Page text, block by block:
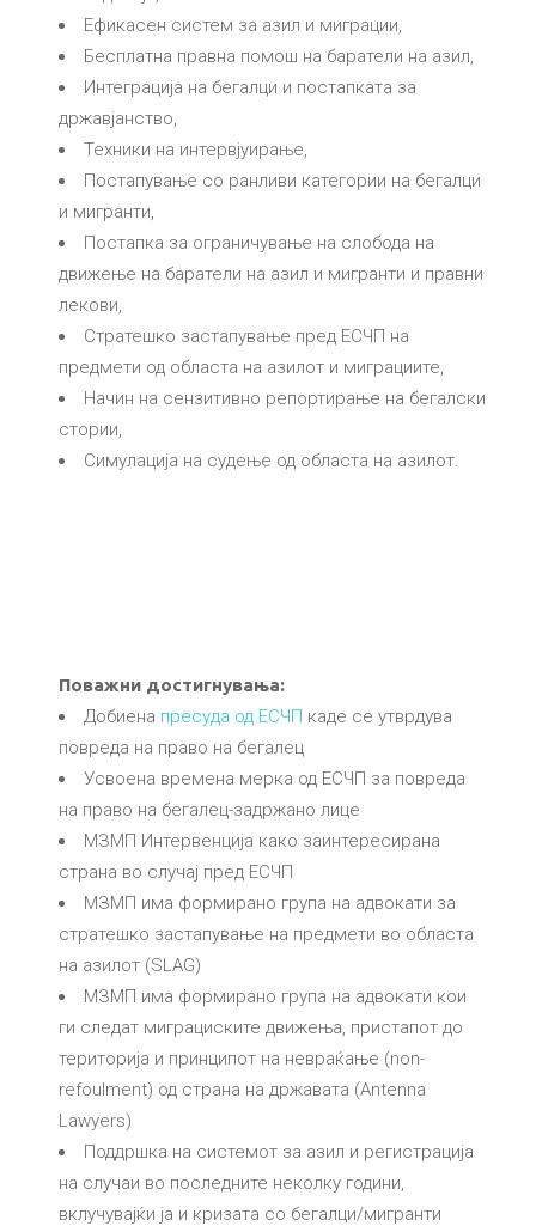
Ефикасен систем за азил и миграции,
Бесплатна правна помош на баратели на азил,
Интеграција на бегалци и постапката за
државјанство,
Техники на интервјуирање,
Постапување со ранливи категории на бегалци
и мигранти,
Постапка за ограничување на слобода на
движење на баратели на азил и мигранти и правни
лекови,
Стратешко застапување пред ЕСЧП на
предмети од областа на азилот и миграциите,
Начин на сензитивно репортирање на бегалски
стории,
Симулација на судење од областа на азилот.
Поважни достигнувања:
Добиена пресуда од ЕСЧП каде се утврдува
повреда на право на бегалец
Усвоена времена мерка од ЕСЧП за повреда
на право на бегалец-задржано лице
МЗМП Интервенција како заинтересирана
страна во случај пред ЕСЧП
МЗМП има формирано група на адвокати за
стратешко застапување на предмети во областа
на азилот (SLAG)
МЗМП има формирано група на адвокати кои
ги следат миграциските движења, пристапот до
територија и принципот на невраќање (non-
refoulment) од страна на државата (Antenna
Lawyers)
Поддршка на системот за азил и регистрација
на случаи во последните неколку години,
вклучувајќи ја и кризата со бегалци/мигранти